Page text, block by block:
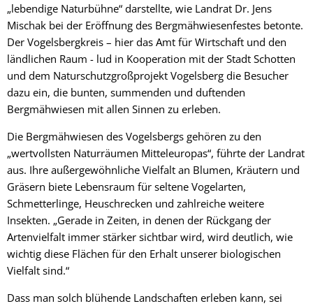
„lebendige Naturbühne“ darstellte, wie Landrat Dr. Jens
Mischak bei der Eröffnung des Bergmähwiesenfestes betonte.
Der Vogelsbergkreis – hier das Amt für Wirtschaft und den
ländlichen Raum - lud in Kooperation mit der Stadt Schotten
und dem Naturschutzgroßprojekt Vogelsberg die Besucher
dazu ein, die bunten, summenden und duftenden
Bergmähwiesen mit allen Sinnen zu erleben.
Die Bergmähwiesen des Vogelsbergs gehören zu den
„wertvollsten Naturräumen Mitteleuropas“, führte der Landrat
aus. Ihre außergewöhnliche Vielfalt an Blumen, Kräutern und
Gräsern biete Lebensraum für seltene Vogelarten,
Schmetterlinge, Heuschrecken und zahlreiche weitere
Insekten. „Gerade in Zeiten, in denen der Rückgang der
Artenvielfalt immer stärker sichtbar wird, wird deutlich, wie
wichtig diese Flächen für den Erhalt unserer biologischen
Vielfalt sind.“
Dass man solch blühende Landschaften erleben kann, sei